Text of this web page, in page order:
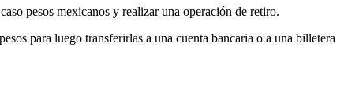
pesos mexicanos y realizar una operación de retiro.
para luego transferirlas a una cuenta bancaria o a una billetera